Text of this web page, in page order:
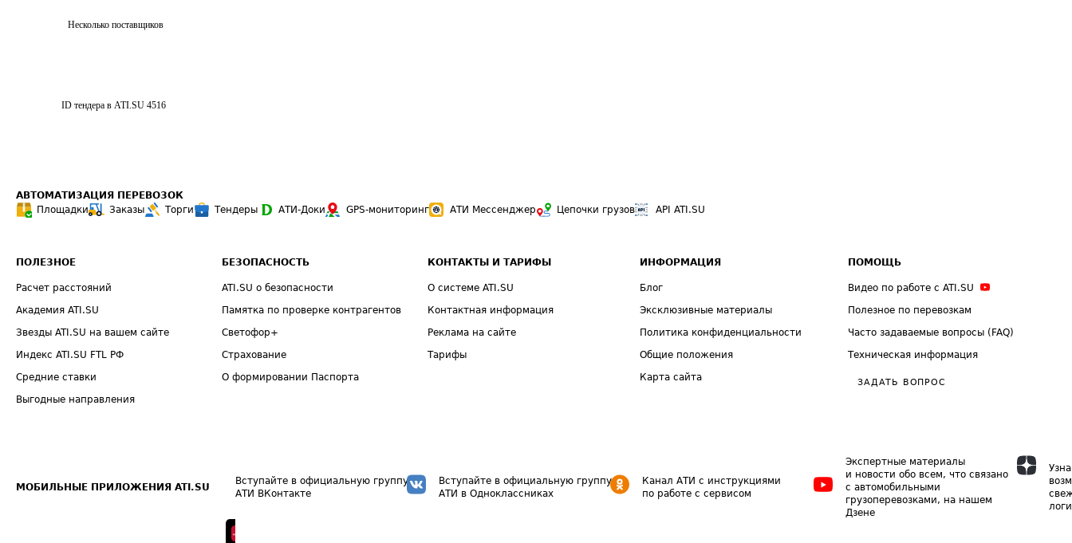
Несколько поставщиков
ID тендера в ATI.SU 4516
АВТОМАТИЗАЦИЯ ПЕРЕВОЗОК
Площадки
Заказы Торги Тендеры АТИ-Доки GPS-мониторинг АТИ Мессенджер Цепочки грузов API ATI.SU
ПОЛЕЗНОЕ
Расчет расстояний
Академия ATI.SU
Звезды ATI.SU на вашем сайте
Индекс ATI.SU FTL РФ
Средние ставки
Выгодные направления
БЕЗОПАСНОСТЬ
ATI.SU о безопасности
Памятка по проверке контрагентов
Светофор+
Страхование
О формировании Паспорта
КОНТАКТЫ И ТАРИФЫ
О системе ATI.SU
Контактная информация
Реклама на сайте
Тарифы
ИНФОРМАЦИЯ
Блог
Эксклюзивные материалы
Политика конфиденциальности
Общие положения
Карта сайта
ПОМОЩЬ
Видео по работе с ATI.SU
Полезное по перевозкам
Часто задаваемые вопросы (FAQ)
Техническая информация
ЗАДАТЬ ВОПРОС
МОБИЛЬНЫЕ ПРИЛОЖЕНИЯ ATI.SU
Вступайте в официальную группу
АТИ ВКонтакте
Вступайте в официальную группу
АТИ в Одноклассниках
Канал АТИ с инструкциями
по работе с сервисом
Экспертные материалы
и новости обо всем, что связано
с автомобильными
грузоперевозками, на нашем
Дзене